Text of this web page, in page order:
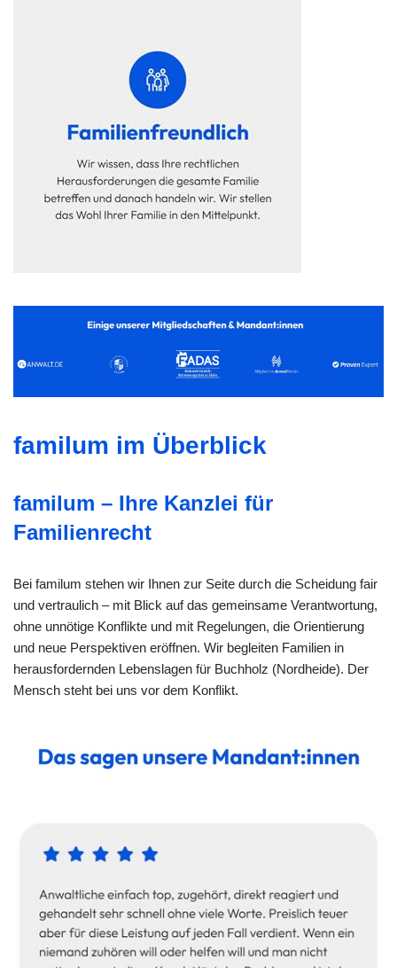
familum im Überblick
familum – Ihre Kanzlei für
Familienrecht
Bei familum stehen wir Ihnen zur Seite durch die Scheidung fair
und vertraulich – mit Blick auf das gemeinsame Verantwortung,
ohne unnötige Konflikte und mit Regelungen, die Orientierung
und neue Perspektiven eröffnen. Wir begleiten Familien in
herausfordernden Lebenslagen für Buchholz (Nordheide). Der
Mensch steht bei uns vor dem Konflikt.